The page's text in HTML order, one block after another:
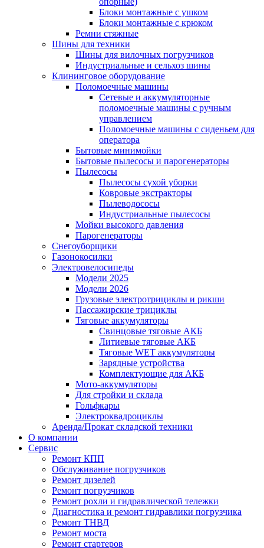
Блоки монтажные с ушком
Блоки монтажные с крюком
Ремни стяжные
Шины для техники
Шины для вилочных погрузчиков
Индустриальные и сельхоз шины
Клининговое оборудование
Поломоечные машины
Сетевые и аккумуляторные
поломоечные машины с ручным
управлением
Поломоечные машины с сиденьем для
оператора
Бытовые минимойки
Бытовые пылесосы и парогенераторы
Пылесосы
Пылесосы сухой уборки
Ковровые экстракторы
Пылеводососы
Индустриальные пылесосы
Мойки высокого давления
Парогенераторы
Снегоуборщики
Газонокосилки
Электровелосипеды
Модели 2025
Модели 2026
Грузовые электротрициклы и рикши
Пассажирские трициклы
Тяговые аккумуляторы
Свинцовые тяговые АКБ
Литиевые тяговые АКБ
Тяговые WET аккумуляторы
Зарядные устройства
Комплектующие для АКБ
Мото-аккумуляторы
Для стройки и склада
Гольфкары
Электроквадроциклы
Аренда/Прокат складской техники
О компании
Сервис
Ремонт КПП
Обслуживание погрузчиков
Ремонт дизелей
Ремонт погрузчиков
Ремонт рохли и гидравлической тележки
Диагностика и ремонт гидравлики погрузчика
Ремонт ТНВД
Ремонт моста
Ремонт стартеров